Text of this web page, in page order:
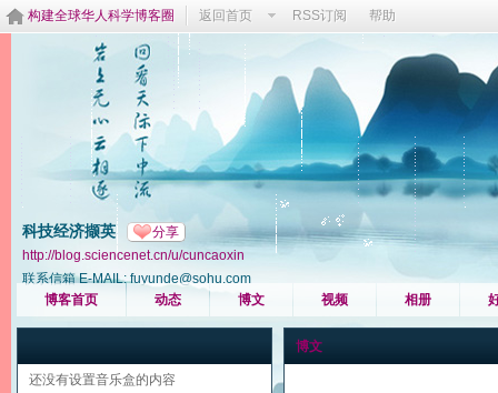
构建全球华人科学博客圈 返回首页 RSS订阅 帮助
科技经济撷英 分享
http://blog.sciencenet.cn/u/cuncaoxin
联系信箱 E-MAIL: fuyunde@sohu.com
博客首页
动态 博文 视频 相册
还没有设置音乐盒的内容
博文